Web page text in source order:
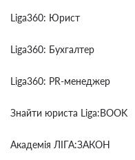
Liga360: Юрист
Liga360: Бухгалтер
Liga360: PR-менеджер
Знайти юриста Liga:BOOK
Академія ЛІГА:ЗАКОН